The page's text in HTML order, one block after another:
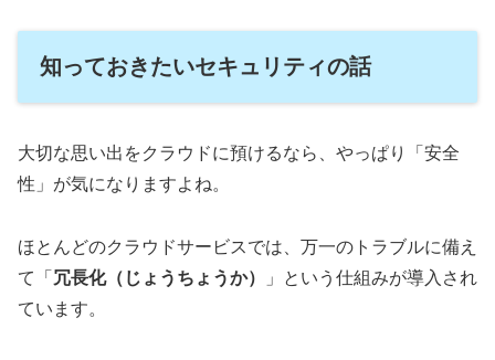
知っておきたいセキュリティの話
大切な思い出をクラウドに預けるなら、やっぱり「安全
性」が気になりますよね。
ほとんどのクラウドサービスでは、万一のトラブルに備え
て「 冗長化（じょうちょうか）
」という仕組みが導入され
ています。